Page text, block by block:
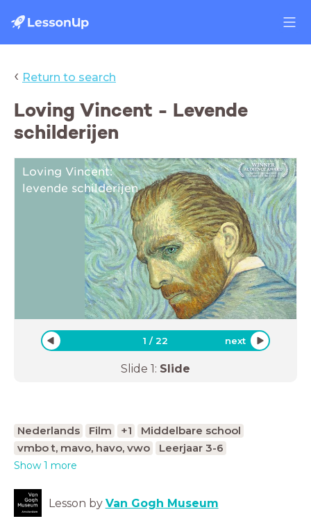
‹ Return to search
Loving Vincent - Levende
schilderijen
Lov
Loving Vincent:
levende schilderijen
1 /22 next
Slide 1: Slide
Nederlands Film +1
Middelbare school
vmbo t, mavo, havo, vwo
Leerjaar 3-6
Show 1 more
Lesson by Van Gogh Museum